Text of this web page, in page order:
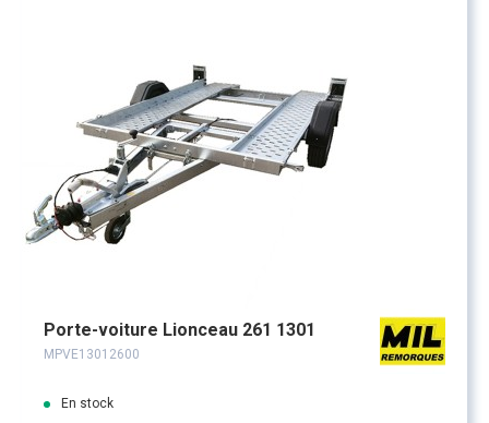
Porte-voiture Lionceau 261 1301
MPVE13012600
En stock